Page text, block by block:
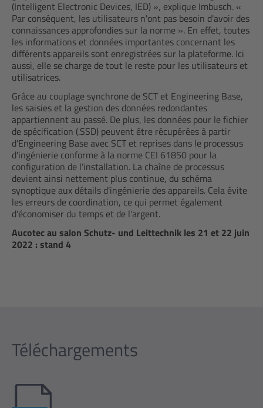
(Intelligent Electronic Devices, IED) », explique Imbusch. «
Par conséquent, les utilisateurs n'ont pas besoin d'avoir des
connaissances approfondies sur la norme ». En effet, toutes
les informations et données importantes concernant les
différents appareils sont enregistrées sur la plateforme. Ici
aussi, elle se charge de tout le reste pour les utilisateurs et
utilisatrices.
Grâce au couplage synchrone de SCT et Engineering Base,
les saisies et la gestion des données redondantes
appartiennent au passé. De plus, les données pour le fichier
de spécification (.SSD) peuvent être récupérées à partir
d'Engineering Base avec SCT et reprises dans le processus
d'ingénierie conforme à la norme CEI 61850 pour la
configuration de l'installation. La chaîne de processus
devient ainsi nettement plus continue, du schéma
synoptique aux détails d'ingénierie des appareils. Cela évite
les erreurs de coordination, ce qui permet également
d'économiser du temps et de l'argent.
Aucotec au salon Schutz- und Leittechnik les 21 et 22 juin
2022 : stand 4
Téléchargements